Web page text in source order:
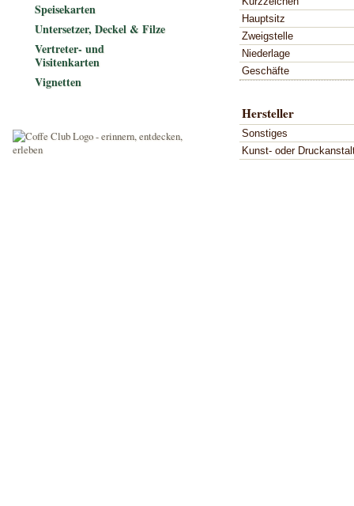
Hauptsitz
Zweigstelle
Niederlage
Geschäfte
Hersteller
Sonstiges
Kunst- oder
Speisekarten
Untersetzer, Deckel & Filze
Vertreter- und
Visitenkarten
Vignetten